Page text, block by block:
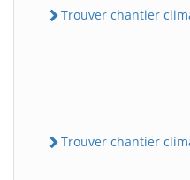
Trouver chantier
Trouver chantier